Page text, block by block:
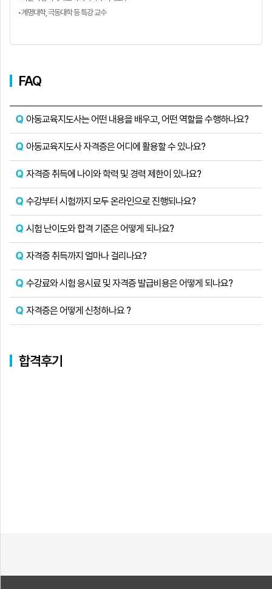
•계명대학, 극동대학 등 특강 교수
FAQ
아동교육지도사는 어떤 내용을 배우고, 어떤 역할을 수행하나요?
아동교육지도사 자격증은 어디에 활용할 수 있나요?
자격증 취득에 나이와 학력 및 경력 제한이 있나요?
수강부터 시험까지 모두 온라인으로 진행되나요?
시험 난이도와 합격 기준은 어떻게 되나요?
자격증 취득까지 얼마나 걸리나요?
수강료와 시험 응시료 및 자격증 발급비용은 어떻게 되나요?
자격증은 어떻게 신청하나요 ?
합격후기